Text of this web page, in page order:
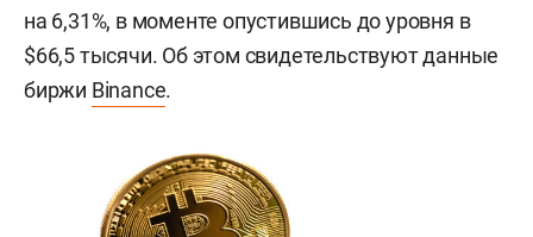
на 6,31%, в моменте опустившись до уровня в
$66,5 тысячи. Об этом свидетельствуют данные
биржи Binance.